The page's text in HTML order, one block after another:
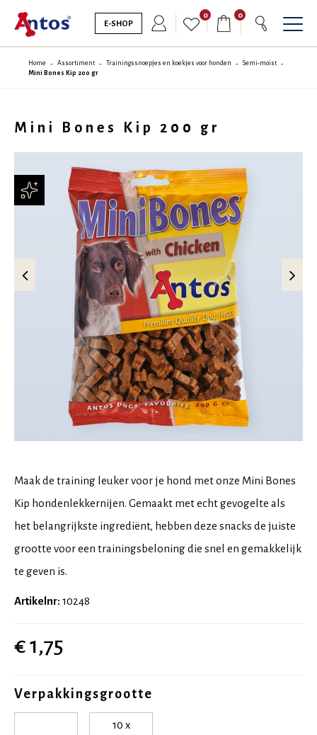
E-SHOP
0 0
Home Assortiment Trainingssnoepjes en koekjes voor honden
Semi-moist
Mini Bones Kip 200 gr
Mini Bones Kip 200 gr
Maak de training leuker voor je hond met onze Mini Bones
Kip hondenlekkernijen. Gemaakt met echt gevogelte als
het belangrijkste ingrediënt, hebben deze snacks de juiste
grootte voor een trainingsbeloning die snel en gemakkelijk
te geven is.
Artikelnr: 10248
€ 1,75
Verpakkingsgrootte
10 x